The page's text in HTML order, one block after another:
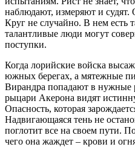
наблюдают, измеряют и судят.
Круг не случайно. В нем есть
талантливые люди могут
поступки.
Когда лорийские войска
южных берегах, а мятежные
Вирандра попадают в нужные
рыцари Акерона видят
Опасность, которая
Надвигающаяся тень не
поглотит все на своем пути.
чего она жаждет – крови и